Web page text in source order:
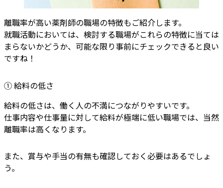
離職率が高い薬剤師の職場の特徴もご紹介します。
就職活動においては、検討する職場がこれらの特徴に当ては
まらないかどうか、可能な限り事前にチェックできると良い
ですね！
① 給料の低さ
給料の低さは、働く人の不満につながりやすいです。
仕事内容や仕事量に対して給料が極端に低い職場では、当然
離職率は高くなります。
また、賞与や手当の有無も確認しておく必要はあるでしょ
う。